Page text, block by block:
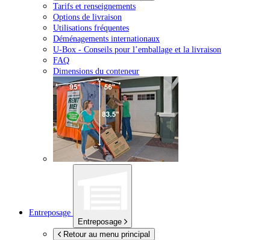
Tarifs et renseignements
Options de livraison
Utilisations fréquentes
Déménagements internationaux
U-Box - Conseils pour l’emballage et la livraison
FAQ
Dimensions du conteneur
Entreposage
Entreposage
Retour au menu principal